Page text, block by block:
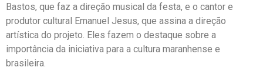
Bastos, que faz a direção musical da festa, e o cantor e
produtor cultural Emanuel Jesus, que assina a direção
artística do projeto. Eles fazem o destaque sobre a
importância da iniciativa para a cultura maranhense e
brasileira.